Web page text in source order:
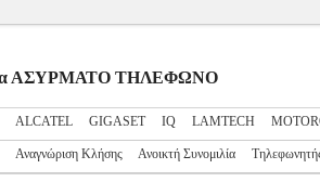
ΑΣΥΡΜΑΤΟ ΤΗΛΕΦΩΝΟ
ALCATEL GIGASET IQ LAMTECH
Αναγνώριση Κλήσης Ανοικτή Συνομιλία